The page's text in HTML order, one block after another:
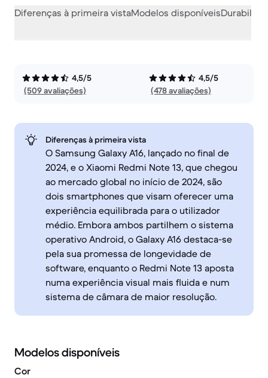
Diferenças à primeira vistaModelos disponíveis
4,5/5
(509 avaliações)
4,5/5
(478 avaliações)
Diferenças à primeira vista
O Samsung Galaxy A16, lançado no final de
2024, e o Xiaomi Redmi Note 13, que chegou
ao mercado global no início de 2024, são
dois smartphones que visam oferecer uma
experiência equilibrada para o utilizador
médio. Embora ambos partilhem o sistema
operativo Android, o Galaxy A16 destaca-se
pela sua promessa de longevidade de
software, enquanto o Redmi Note 13 aposta
numa experiência visual mais fluida e num
sistema de câmara de maior resolução.
Modelos disponíveis
Cor